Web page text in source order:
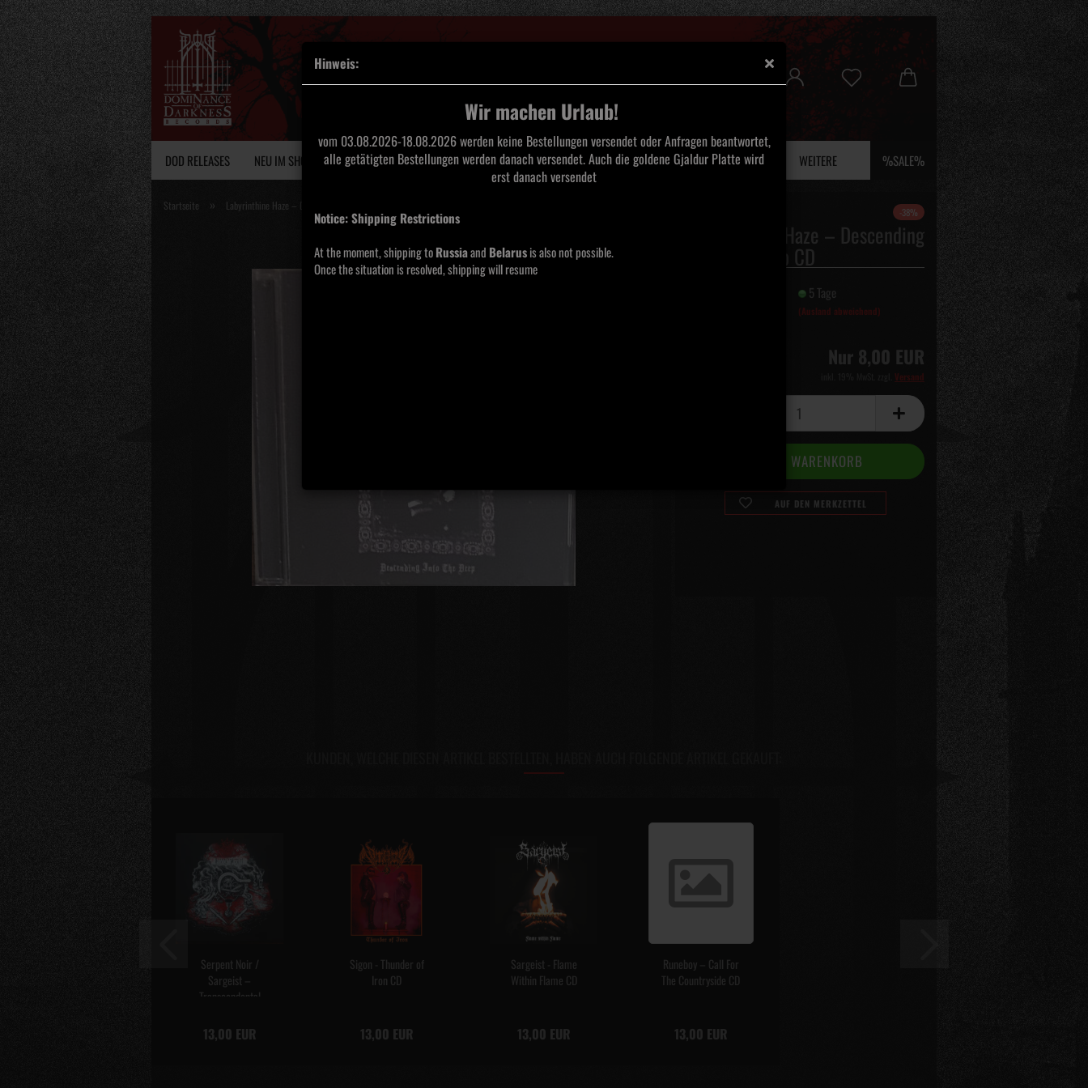
Hinweis:
Wir machen Urlaub!
vom 03.08.2026-18.08.2026 werden keine Bestellungen versendet oder Anfragen beantwortet,
alle getätigten Bestellungen werden danach versendet. Auch die goldene Gjaldur Platte wird
erst danach versendet
Notice: Shipping Restrictions
At the moment, shipping toRussiaand Belarusis also not possible.
Once the situation is resolved, shipping will resume
DOD RELEASES NEU IM SHOP VINYL TAPES CDS SAARLAND BLACK METAL MERCHANDISE MOOS UND EFEU %SALE%
WEITERE
Startseite » Labyrinthine Haze – Descending Into The Deep CD -38%
Labyrinthine Haze – Descending
Into The Deep CD
5 Tage
(Ausland abweichend)
Nur 8,00 EUR
Versand
AUF DEN MERKZETTEL
Serpent Noir /
Sargeist –
Transcendental
Digipak...
13,00 EUR
Sigon - Thunder of
Iron CD
13,00 EUR
Sargeist - Flame
Within Flame CD
13,00 EUR
Runeboy – Call For
The Countryside CD
13,00 EUR